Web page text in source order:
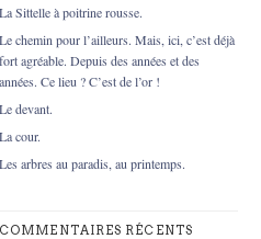
La Sittelle à poitrine rousse.
Le chemin pour l’ailleurs. Mais, ici, c’est déjà
fort agréable. Depuis des années et des
années. Ce lieu ? C’est de l’or !
Le devant.
La cour.
Les arbres au paradis, au printemps.
COMMENTAIRES RÉCENTS